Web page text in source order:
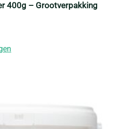
400g – Grootverpakking